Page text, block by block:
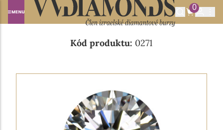
0
Domů NABÍDKA DIAMANTŮ 0.31CT G/VVS1
Kód produktu: 0271